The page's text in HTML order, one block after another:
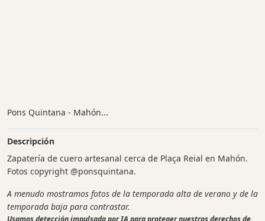
Pons Quintana - Mahón...
Descripción
Zapatería de cuero artesanal cerca de Plaça Reial en Mahón.
Fotos copyright @ponsquintana.
A menudo mostramos fotos de la temporada alta de verano y de la
temporada baja para contrastar.
Usamos detección impulsada por IA para proteger nuestros derechos de